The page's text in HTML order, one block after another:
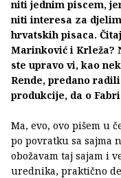
niti jednim piscem,
niti interesa za
hrvatskih pisaca.
Marinković i Krleža?
ste upravo vi, kao
Rende, predano
produkcije, da o
Ma, evo, ovo pišem u
po povratku sa sajma
obožavam taj sajam i
urednika, praktično